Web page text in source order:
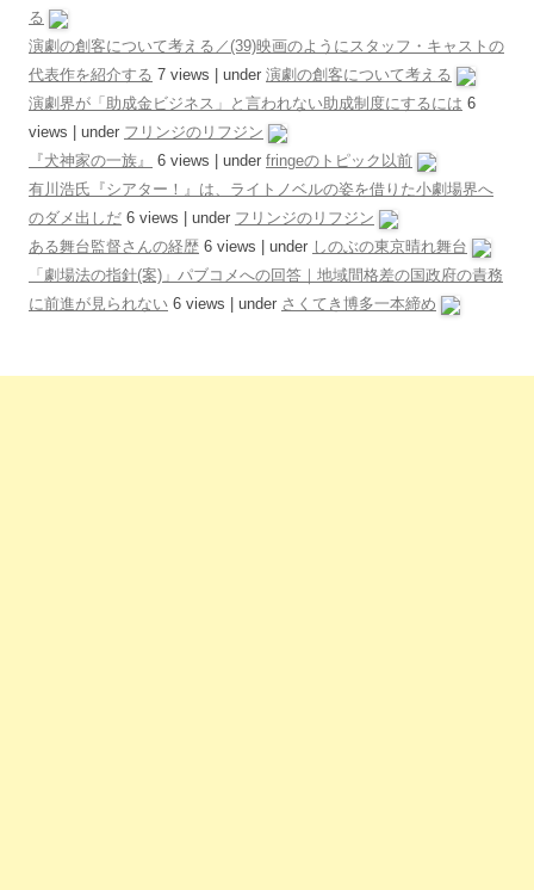
る
演劇の創客について考える／(39)映画のようにスタッフ・キャストの
代表作を紹介する 7 views under 演劇の創客について考える
演劇界が「助成金ビジネス」と言われない助成制度にするには 6
views
under フリンジのリフジン
『犬神家の一族』
6 views under fringeのトピック以前
有川浩氏『シアター！』は、ライトノベルの姿を借りた小劇場界へ
のダメ出しだ 6 views under フリンジのリフジン
ある舞台監督さんの経歴 6 views under しのぶの東京晴れ舞台
「劇場法の指針(案)」パブコメへの回答｜地域間格差の国政府の責務
に前進が見られない 6 views under さくてき博多一本締め